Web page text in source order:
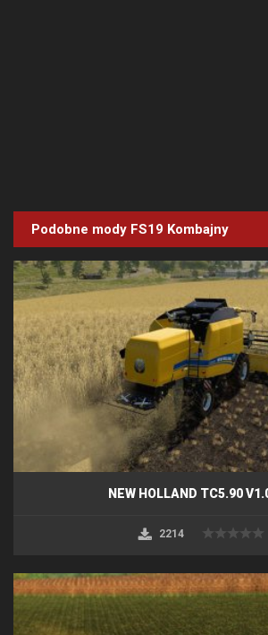
Podobne mody FS19 Kombajny
NEW HOLLAND TC5.90
2214